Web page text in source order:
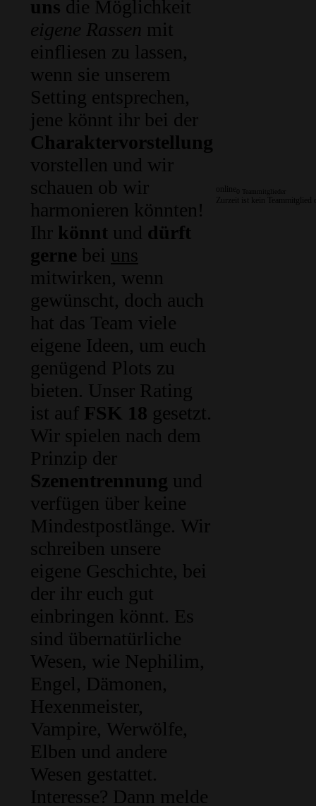
uns die Möglichkeit
eigene Rassen mit
einfliesen zu lassen,
wenn sie unserem
Setting entsprechen,
jene könnt ihr bei der
Charaktervorstellung
vorstellen und wir
schauen ob wir
harmonieren könnten!
Ihr könnt und dürft
gerne bei uns
mitwirken, wenn
gewünscht, doch auch
hat das Team viele
eigene Ideen, um euch
genügend Plots zu
bieten. Unser Rating
ist auf FSK 18 gesetzt.
Wir spielen nach dem
Prinzip der
Szenentrennung und
verfügen über keine
Mindestpostlänge. Wir
schreiben unsere
eigene Geschichte, bei
der ihr euch gut
einbringen könnt. Es
sind übernatürliche
Wesen, wie Nephilim,
Engel, Dämonen,
Hexenmeister,
Vampire, Werwölfe,
Elben und andere
Wesen gestattet.
Interesse? Dann melde
online
Zurzeit ist kein Teammitglied